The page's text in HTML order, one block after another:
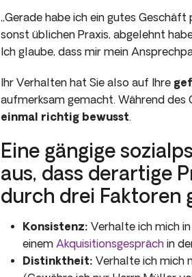
„Gerade habe ich ein gutes
sonst üblichen Praxis, abgelehnt
Ich glaube, dass mir mein
Ihr Verhalten hat Sie also auf Ihre
aufmerksam gemacht. Während des
einmal richtig bewusst.
Eine gängige
aus, dass der­artige
durch drei Faktoren
Konsistenz: Verhalte ich mich
einem Akquisitionsgespräch in
Distinktheit: Verhalte ich mich